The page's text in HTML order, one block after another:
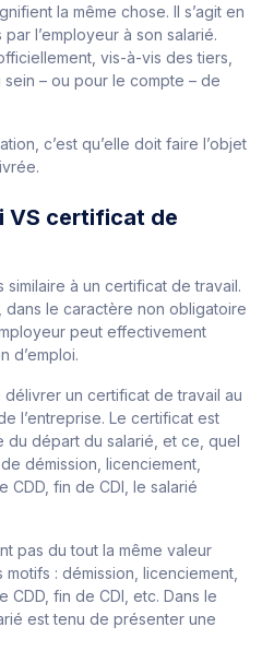
la même chose. Il s’agit en
l’employeur à son salarié.
vis-à-vis des tiers,
– ou pour le compte – de
c’est qu’elle doit faire l’objet
VS certificat de
similaire à un certificat de travail.
le caractère non obligatoire
peut effectivement
d’emploi.
délivrer un certificat de travail au
l’entreprise. Le certificat est
départ du salarié, et ce, quel
démission, licenciement,
fin de CDI, le salarié
pas du tout la même valeur
: démission, licenciement,
fin de CDI, etc. Dans le
est tenu de présenter une